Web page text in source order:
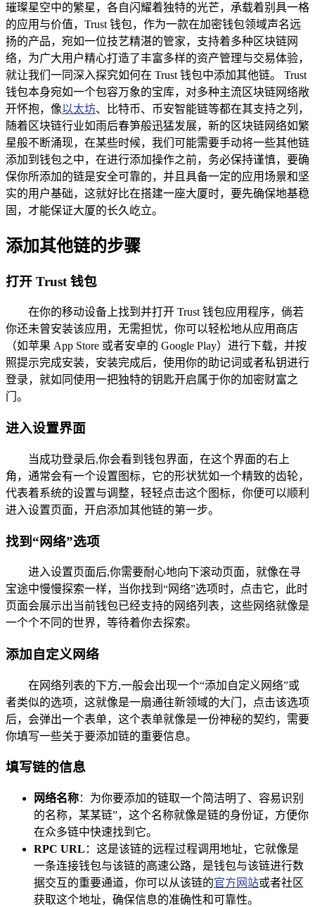
璀璨星空中的繁星，各自闪耀着独特的光芒，承载着别具一格
的应用与价值，Trust 钱包，作为一款在加密钱包领域声名远
扬的产品，宛如一位技艺精湛的管家，支持着多种区块链网
络，为广大用户精心打造了丰富多样的资产管理与交易体验，
就让我们一同深入探究如何在 Trust 钱包中添加其他链。 Trust
钱包本身宛如一个包容万象的宝库，对多种主流区块链网络敞
开怀抱，像以太坊、比特币、币安智能链等都在其支持之列，
随着区块链行业如雨后春笋般迅猛发展，新的区块链网络如繁
星般不断涌现，在某些时候，我们可能需要手动将一些其他链
添加到钱包之中，在进行添加操作之前，务必保持谨慎，要确
保你所添加的链是安全可靠的，并且具备一定的应用场景和坚
实的用户基础，这就好比在搭建一座大厦时，要先确保地基稳
固，才能保证大厦的长久屹立。
添加其他链的步骤
打开 Trust 钱包
在你的移动设备上找到并打开 Trust 钱包应用程序，倘若
你还未曾安装该应用，无需担忧，你可以轻松地从应用商店
（如苹果 App Store 或者安卓的 Google Play）进行下载，并按
照提示完成安装，安装完成后，使用你的助记词或者私钥进行
登录，就如同使用一把独特的钥匙开启属于你的加密财富之
门。
进入设置界面
当成功登录后,你会看到钱包界面，在这个界面的右上
角，通常会有一个设置图标，它的形状犹如一个精致的齿轮，
代表着系统的设置与调整，轻轻点击这个图标，你便可以顺利
进入设置页面，开启添加其他链的第一步。
找到“网络”选项
进入设置页面后,你需要耐心地向下滚动页面，就像在寻
宝途中慢慢探索一样，当你找到“网络”选项时，点击它，此时
页面会展示出当前钱包已经支持的网络列表，这些网络就像是
一个个不同的世界，等待着你去探索。
添加自定义网络
在网络列表的下方,一般会出现一个“添加自定义网络”或
者类似的选项，这就像是一扇通往新领域的大门，点击该选项
后，会弹出一个表单，这个表单就像是一份神秘的契约，需要
你填写一些关于要添加链的重要信息。
填写链的信息
网络名称：为你要添加的链取一个简洁明了、容易识别
的名称，某某链”，这个名称就像是链的身份证，方便你
在众多链中快速找到它。
RPC URL ：这是该链的远程过程调用地址，它就像是
一条连接钱包与该链的高速公路，是钱包与该链进行数
据交互的重要通道，你可以从该链的官方网站或者社区
获取这个地址，确保信息的准确性和可靠性。